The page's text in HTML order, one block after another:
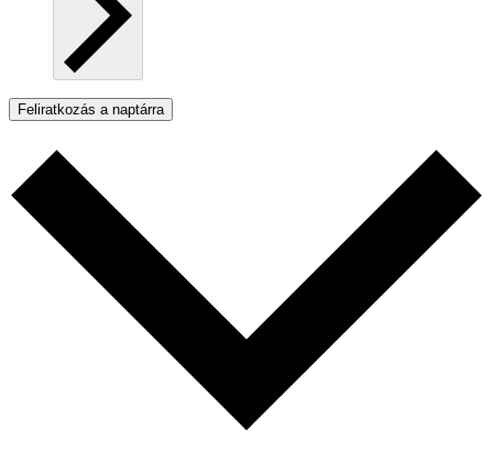
Feliratkozás a naptárra